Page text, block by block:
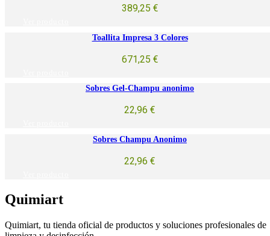
389,25 €
Toallita Impresa 3 Colores
671,25 €
Sobres Gel-Champu anonimo
22,96 €
Sobres Champu Anonimo
22,96 €
Quimiart
Quimiart, tu tienda oficial de productos y soluciones profesionales de